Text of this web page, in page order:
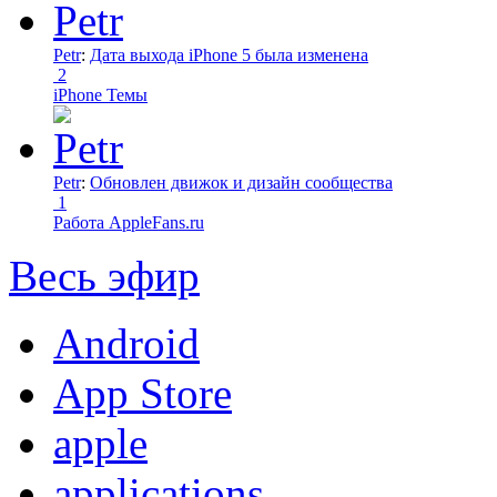
Petr: Дата выхода iPhone 5 была изменена
2
iPhone Темы
Petr: Обновлен движок и дизайн сообщества
1
Работа AppleFans.ru
Весь эфир
Android
App Store
apple